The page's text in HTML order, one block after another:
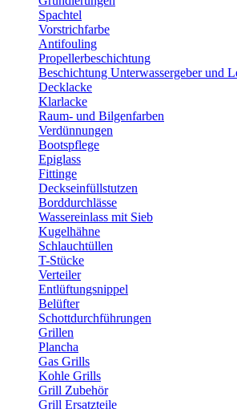
Spachtel
Vorstrichfarbe
Antifouling
Propellerbeschichtung
Beschichtung Unterwassergeber und
Decklacke
Klarlacke
Raum- und Bilgenfarben
Verdünnungen
Bootspflege
Epiglass
Fittinge
Deckseinfüllstutzen
Borddurchlässe
Wassereinlass mit Sieb
Kugelhähne
Schlauchtüllen
T-Stücke
Verteiler
Entlüftungsnippel
Belüfter
Schottdurchführungen
Grillen
Plancha
Gas Grills
Kohle Grills
Grill Zubehör
Grill Ersatzteile